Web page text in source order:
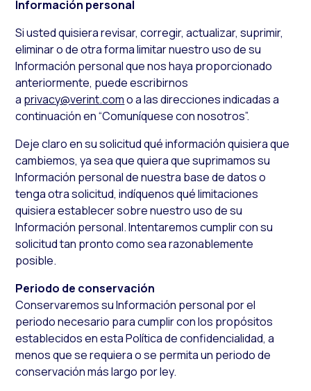
Información personal
Si usted quisiera revisar, corregir, actualizar, suprimir,
eliminar o de otra forma limitar nuestro uso de su
Información personal que nos haya proporcionado
anteriormente, puede escribirnos
a privacy@verint.como a las direcciones indicadas a
continuación en “Comuníquese con nosotros”.
Deje claro en su solicitud qué información quisiera que
cambiemos, ya sea que quiera que suprimamos su
Información personal de nuestra base de datos o
tenga otra solicitud, indíquenos qué limitaciones
quisiera establecer sobre nuestro uso de su
Información personal. Intentaremos cumplir con su
solicitud tan pronto como sea razonablemente
posible.
Periodo de conservación
Conservaremos su Información personal por el
periodo necesario para cumplir con los propósitos
establecidos en esta Política de confidencialidad, a
menos que se requiera o se permita un periodo de
conservación más largo por ley.